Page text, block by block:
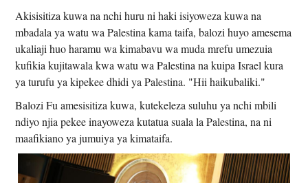
Akisisitiza kuwa na nchi huru ni haki isiyoweza kuwa na
mbadala ya watu wa Palestina kama taifa, balozi huyo amesema
ukaliaji huo haramu wa kimabavu wa muda mrefu umezuia
kufikia kujitawala kwa watu wa Palestina na kuipa Israel kura
ya turufu ya kipekee dhidi ya Palestina. "Hii haikubaliki."
Balozi Fu amesisitiza kuwa, kutekeleza suluhu ya nchi mbili
ndiyo njia pekee inayoweza kutatua suala la Palestina, na ni
maafikiano ya jumuiya ya kimataifa.